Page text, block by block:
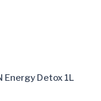
Energy Detox 1L